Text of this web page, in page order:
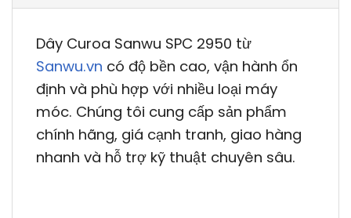
Dây Curoa Sanwu SPC 2950 từ
Sanwu.vn có độ bền cao, vận hành ổn
định và phù hợp với nhiều loại máy
móc. Chúng tôi cung cấp sản phẩm
chính hãng, giá cạnh tranh, giao hàng
nhanh và hỗ trợ kỹ thuật chuyên sâu.